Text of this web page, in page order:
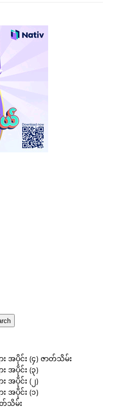
း အပိုင်း (၄) ဇာတ်သိမ်း
အပိုင်း (၃)
အပိုင်း (၂)
အပိုင်း (၁)
သိမ်း